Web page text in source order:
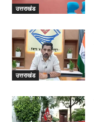
उत्तराखंड
उत्तराखंड